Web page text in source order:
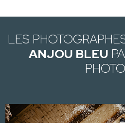
LES
ANJOU BLEU